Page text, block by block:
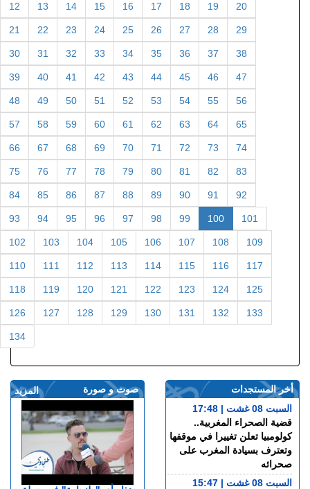
12 13 14 15 16 17 18 19 20
21 22 23 24 25 26 27 28 29
30 31 32 33 34 35 36 37 38
39 40 41 42 43 44 45 46 47
48 49 50 51 52 53 54 55 56
57 58 59 60 61 62 63 64 65
66 67 68 69 70 71 72 73 74
75 76 77 78 79 80 81 82 83
84 85 86 87 88 89 90 91 92
93 94 95 96 97 98 99 100 101
102 103 104 105 106 107 108 109
110 111 112 113 114 115 116 117
118 119 120 121 122 123 124 125
126 127 128 129 130 131 132 133
134
المزيد صوت و صورة
أخر المستجدات
السبت 08 غشت | 17:48
قضية الصحراء المغربية..
كولومبيا تعلن تغييرا في موقفها
وتعترف بسيادة المغرب على
صحرائه
السبت 08 غشت | 15:47